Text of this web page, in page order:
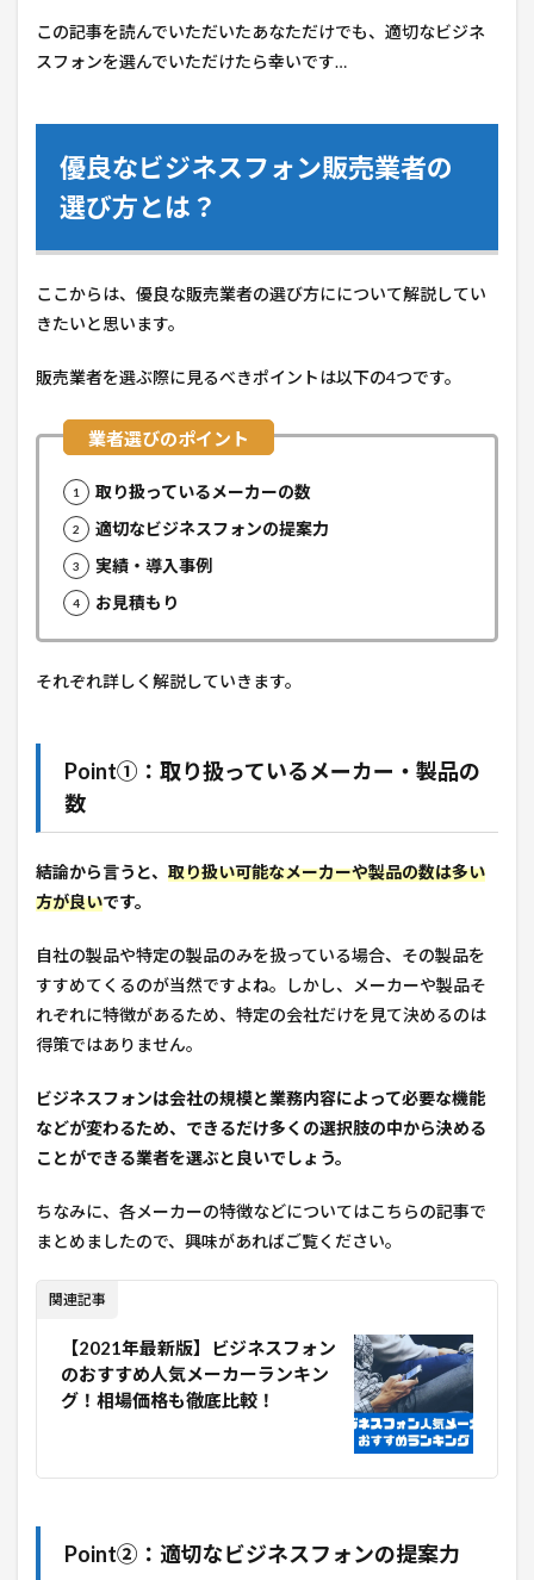
この記事を読んでいただいたあなただけでも、適切なビジネ
スフォンを選んでいただけたら幸いです…
優良なビジネスフォン販売業者の
選び方とは？
ここからは、優良な販売業者の選び方にについて解説してい
きたいと思います。
販売業者を選ぶ際に見るべきポイントは以下の4つです。
取り扱っているメーカーの数
適切なビジネスフォンの提案力
実績・導入事例
お見積もり
それぞれ詳しく解説していきます。
Point①：取り扱っているメーカー・製品の
数
結論から言うと、 取り扱い可能なメーカーや製品の数は多い
方が良いです。
自社の製品や特定の製品のみを扱っている場合、その製品を
すすめてくるのが当然ですよね。しかし、メーカーや製品そ
れぞれに特徴があるため、特定の会社だけを見て決めるのは
得策ではありません。
ビジネスフォンは会社の規模と業務内容によって必要な機能
などが変わるため、できるだけ多くの選択肢の中から決める
ことができる業者を選ぶと良いでしょう。
ちなみに、各メーカーの特徴などについてはこちらの記事で
まとめましたので、興味があればご覧ください。
関連記事
【2021年最新版】ビジネスフォン
のおすすめ人気メーカーランキン
グ！相場価格も徹底比較！
Point②：適切なビジネスフォンの提案力